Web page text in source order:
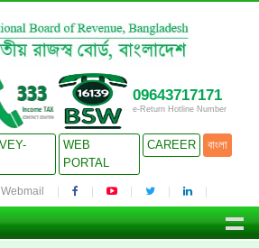
09643717171
e-Return Hotline Number
WEB
PORTAL
CAREER বাংলা
Webmail